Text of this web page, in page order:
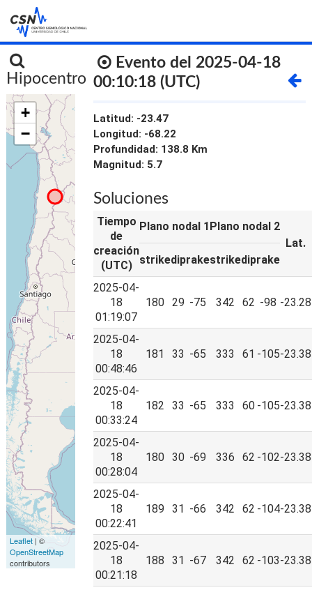
INICIO
Hipocentro
+
−
Leaflet| ©
OpenStreetMap
contributors
Evento del 2025-04-18
00:10:18 (UTC)
Latitud: -23.47
Longitud: -68.22
Profundidad: 138.8 Km
Magnitud: 5.7
Soluciones
Tiempo
de
creación
(UTC)
Plano nodal 1 Plano nodal 2
Lat.
strikediprakestrikediprake
2025-04-
18
01:19:07
180 29 -75 342 62 -98 -23.28
2025-04-
18
00:48:46
181 33 -65 333 61 -105-23.38
2025-04-
18
00:33:24
182 33 -65 333 60 -105-23.38
2025-04-
18
00:28:04
180 30 -69 336 62 -102-23.38
2025-04-
18
00:22:41
189 31 -66 342 62 -104-23.38
2025-04-
18
00:21:18
188 31 -67 342 62 -103-23.38